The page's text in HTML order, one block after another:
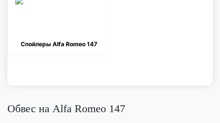
Спойлеры Alfa Romeo 147
Обвес на Alfa Romeo 147